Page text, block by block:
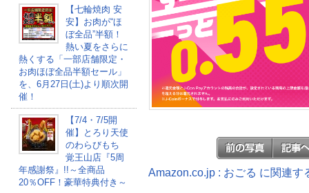
【七輪焼肉 安
安】お肉が“ほ
ぼ全品”半額！
熱い夏をさらに
熱くする「一部店舗限定・
お肉ほぼ全品半額セール」
を、6月27日(土)より順次開
催！
【7/4・7/5開
催】とろり天使
のわらびもち
覚王山店『5周
年感謝祭』!!～全商品
20％OFF！豪華特典付き～
Amazon.co.jp : おごる に関連す